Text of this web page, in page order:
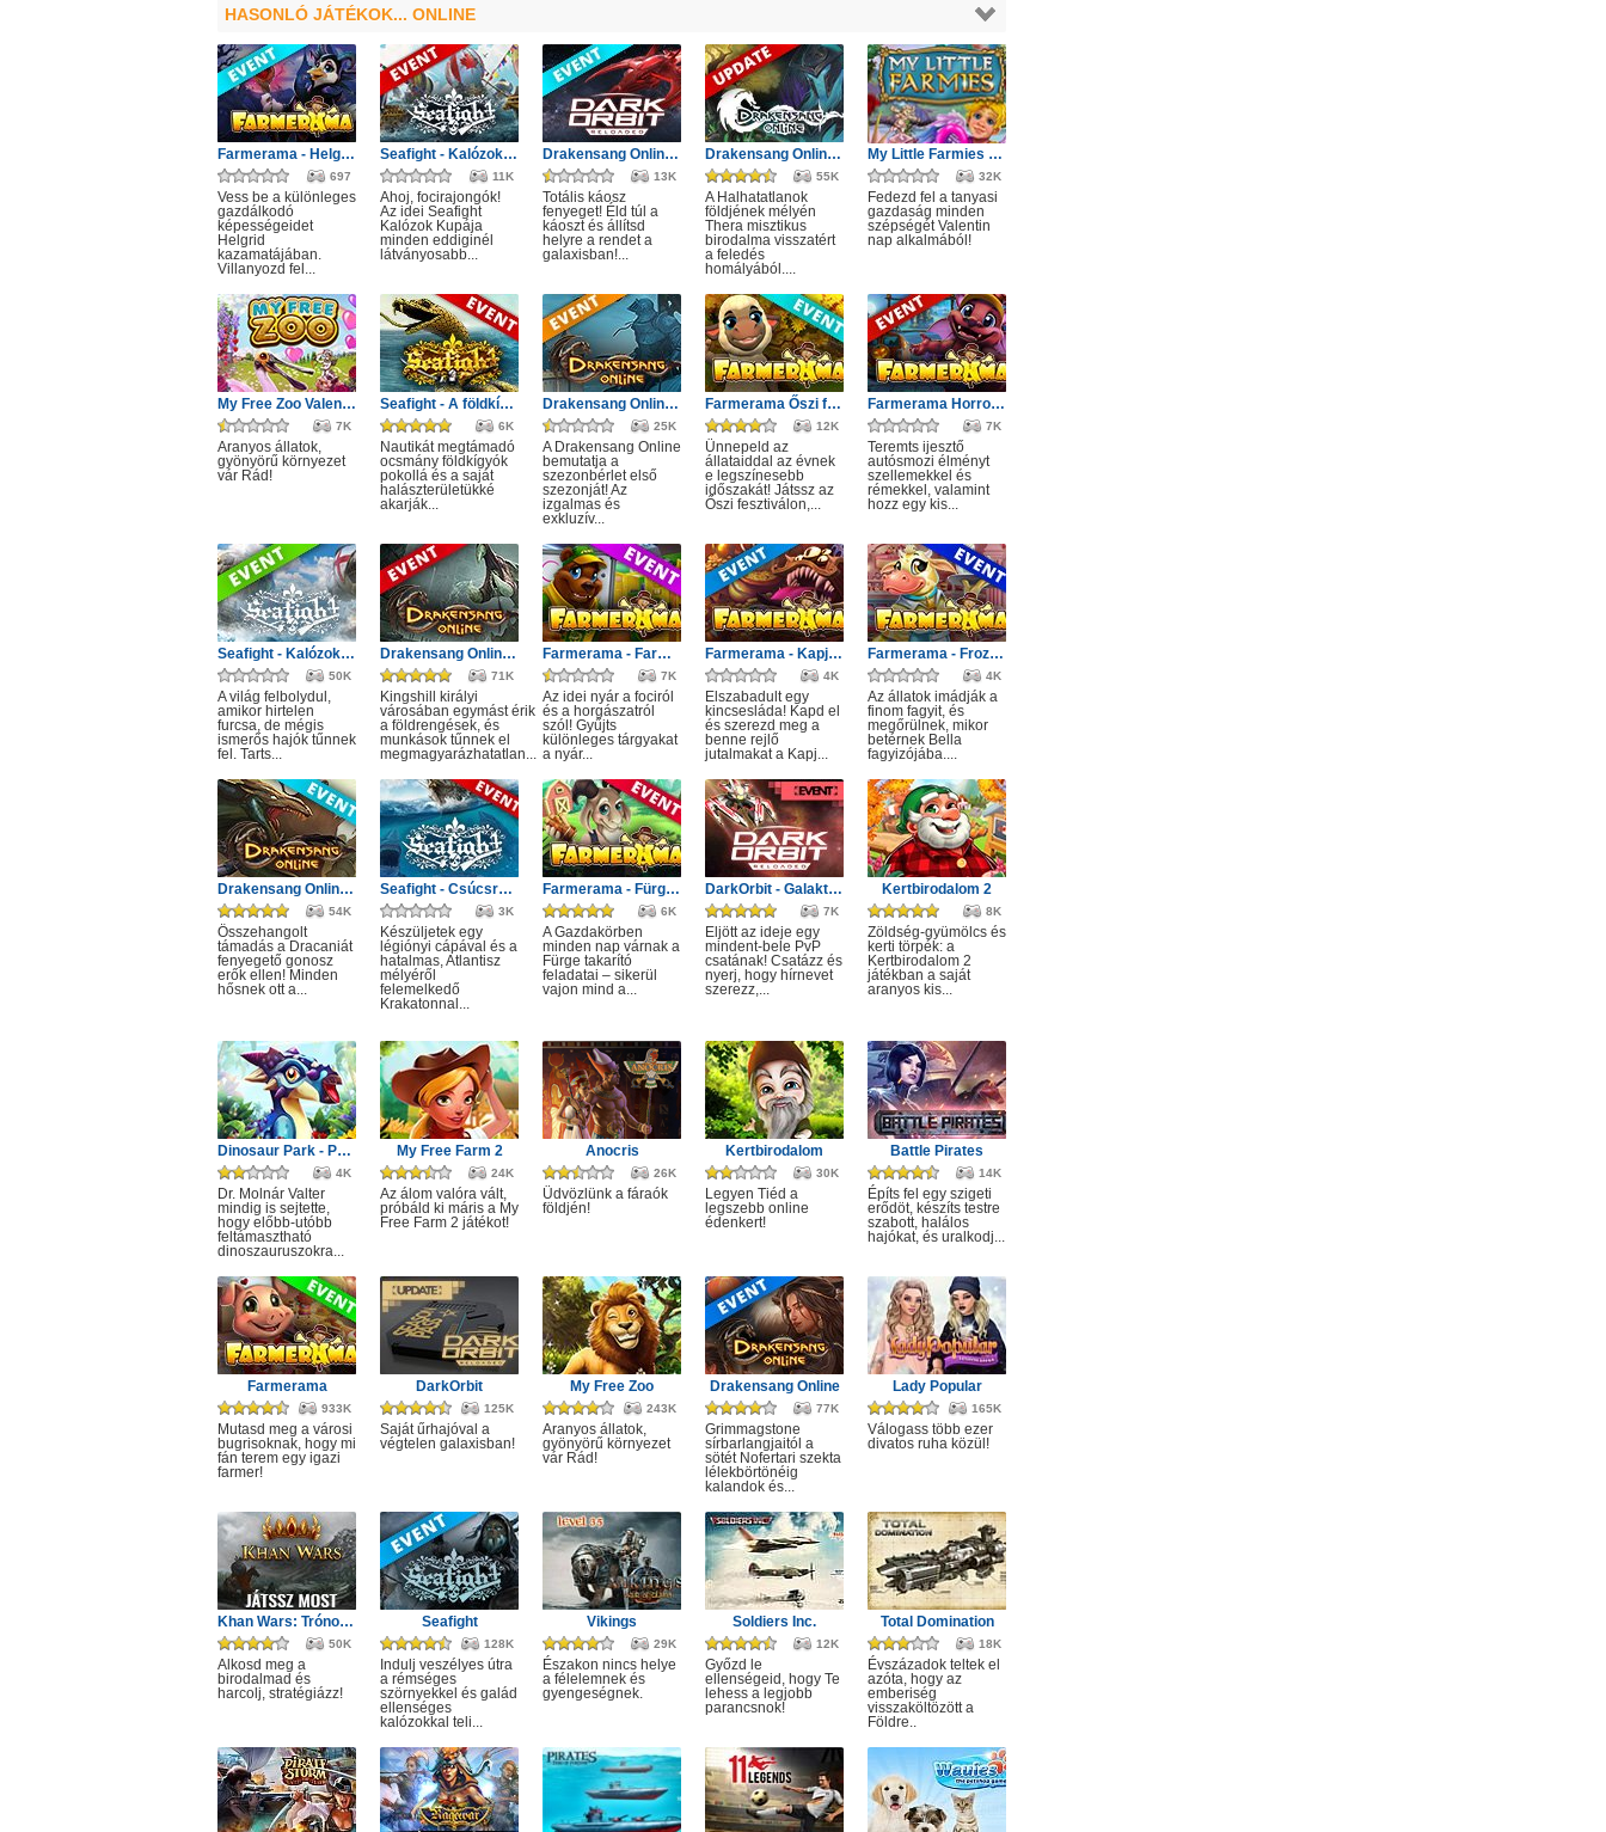
HASONLÓ JÁTÉKOK... ONLINE
Farmerama - Helgrid utazása
697
Vess be a különleges
gazdálkodó
képességeidet
Helgrid
kazamatájában.
Villanyozd fel...
Seafight - Kalózok Kupája: Óceán bajnokai
11K
Ahoj, focirajongók!
Az idei Seafight
Kalózok Kupája
minden eddiginél
látványosabb...
Drakensang Online - Protegit zűrzavar
13K
Totális káosz
fenyeget! Éld túl a
káoszt és állítsd
helyre a rendet a
galaxisban!...
Drakensang Online - A Halhatatlanok árnya
55K
A Halhatatlanok
földjének mélyén
Thera misztikus
birodalma visszatért
a feledés
homályából....
My Little Farmies Valentin nap
32K
Fedezd fel a tanyasi
gazdaság minden
szépségét Valentin
nap alkalmából!
My Free Zoo Valentin nap
7K
Aranyos állatok,
gyönyörű környezet
vár Rád!
Seafight - A földkígyó éve
6K
Nautikát megtámadó
ocsmány földkígyók
pokollá és a saját
halászterületükké
akarják...
Drakensang Online - Első szezon
25K
A Drakensang Online
bemutatja a
szezonbérlet első
szezonját! Az
izgalmas és
exkluzív...
Farmerama Őszi fesztivál
12K
Ünnepeld az
állataiddal az évnek
e legszínesebb
időszakát! Játssz az
Őszi fesztiválon,...
Farmerama Horror moziéj
7K
Teremts ijesztő
autósmozi élményt
szellemekkel és
rémekkel, valamint
hozz egy kis...
Seafight - Kalózok Kupájának hagyatéka
50K
A világ felbolydul,
amikor hirtelen
furcsa, de mégis
ismerős hajók tűnnek
fel. Tarts...
Drakensang Online - Kingshill férges csatornái
71K
Kingshill királyi
városában egymást érik
a földrengések, és
munkások tűnnek el
megmagyarázhatatlan...
Farmerama - Farmkupa
7K
Az idei nyár a fociról
és a horgászatról
szól! Gyűjts
különleges tárgyakat
a nyár...
Farmerama - Kapj el!
4K
Elszabadult egy
kincsesláda! Kapd el
és szerezd meg a
benne rejlő
jutalmakat a Kapj...
Farmerama - Frozen Dreams event
4K
Az állatok imádják a
finom fagyit, és
megőrülnek, mikor
betérnek Bella
fagyizójába....
Drakensang Online - Monster Hunt event
54K
Összehangolt
támadás a Dracaniát
fenyegető gonosz
erők ellen! Minden
hősnek ott a...
Seafight - Csúcsragadozók: Fogak és csápok
3K
Készüljetek egy
légiónyi cápával és a
hatalmas, Atlantisz
mélyéről
felemelkedő
Krakatonnal...
Farmerama - Fürge takarító
6K
A Gazdakörben
minden nap várnak a
Fürge takarító
feladatai – sikerül
vajon mind a...
DarkOrbit - Galaktikus küzdelem
7K
Eljött az ideje egy
mindent-bele PvP
csatának! Csatázz és
nyerj, hogy hírnevet
szerezz,...
Kertbirodalom 2
8K
Zöldség-gyümölcs és
kerti törpék: a
Kertbirodalom 2
játékban a saját
aranyos kis...
Dinosaur Park - Primeval Zoo
4K
Dr. Molnár Valter
mindig is sejtette,
hogy előbb-utóbb
feltámasztható
dinoszauruszokra...
My Free Farm 2
24K
Az álom valóra vált,
próbáld ki máris a My
Free Farm 2 játékot!
Anocris
26K
Üdvözlünk a fáraók
földjén!
Kertbirodalom
30K
Legyen Tiéd a
legszebb online
édenkert!
Battle Pirates
14K
Építs fel egy szigeti
erődöt, készíts testre
szabott, halálos
hajókat, és uralkodj...
Farmerama
933K
Mutasd meg a városi
bugrisoknak, hogy mi
fán terem egy igazi
farmer!
DarkOrbit
125K
Saját űrhajóval a
végtelen galaxisban!
My Free Zoo
243K
Aranyos állatok,
gyönyörű környezet
vár Rád!
Drakensang Online
77K
Grimmagstone
sírbarlangjaitól a
sötét Nofertari szekta
lélekbörtönéig
kalandok és...
Lady Popular
165K
Válogass több ezer
divatos ruha közül!
Khan Wars: Trónok harca
50K
Alkosd meg a
birodalmad és
harcolj, stratégiázz!
Seafight
128K
Indulj veszélyes útra
a rémséges
szörnyekkel és galád
ellenséges
kalózokkal teli...
Vikings
29K
Északon nincs helye
a félelemnek és
gyengeségnek.
Soldiers Inc.
12K
Győzd le
ellenségeid, hogy Te
lehess a legjobb
parancsnok!
Total Domination
18K
Évszázadok teltek el
azóta, hogy az
emberiség
visszaköltözött a
Földre..